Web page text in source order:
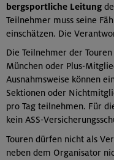
bergsportliche Leitung
Teilnehmer muss seine
einschätzen. Die
Die Teilnehmer der
München oder Plus-
Ausnahmsweise können
Sektionen oder
pro Tag teilnehmen. Für
kein ASS-
Touren dürfen nicht als
neben dem Organisator